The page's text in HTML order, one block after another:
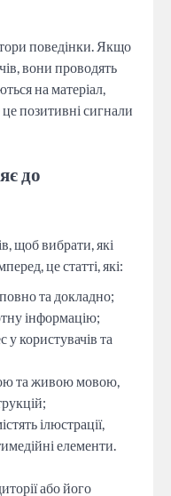
поведінки. Якщо
вони проводять
на матеріал,
позитивні сигнали
до
щоб вибрати, які
це статті, які:
та докладно;
інформацію;
у користувачів та
та живою мовою,
ілюстрації,
елементи.
або його